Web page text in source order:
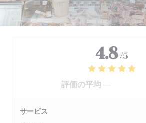
4.8 /5
評価の平均 —
サービス